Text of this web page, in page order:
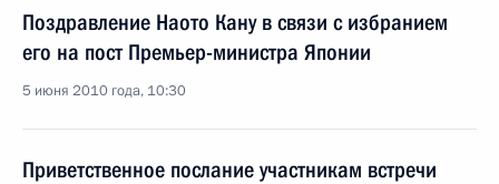
Поздравление Наото Кану в связи с избранием
его на пост Премьер-министра Японии
5 июня 2010 года, 10:30
Приветственное послание участникам встречи